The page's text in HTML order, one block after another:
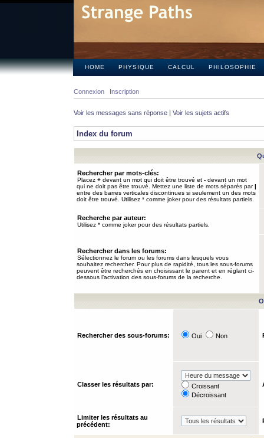
HOME PHYSIQUE CALCUL PHILOSOPHIE
Connexion Inscription
Voir les messages sans réponse | Voir les sujets actifs
Index du forum
Rechercher par mots-clés:
Placez + devant un mot qui doit être trouvé et - devant un mot
qui ne doit pas être trouvé. Mettez une liste de mots séparés par|
entre des barres verticales discontinues si seulement un des mots
doit être trouvé. Utilisez * comme joker pour des résultats partiels.
Recherche par auteur:
Utilisez * comme joker pour des résultats partiels.
Rechercher dans les forums:
Sélectionnez le forum ou les forums dans lesquels vous
souhaitez rechercher. Pour plus de rapidité, tous les sous-forums
peuvent être recherchés en choisissant le parent et en réglant ci-
dessous l’activation des sous-forums de la recherche.
Rechercher des sous-forums: Oui Non
Classer les résultats par:
Croissant
Décroissant
Limiter les résultats au
précédent: